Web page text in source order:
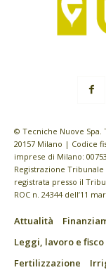
© Tecniche Nuove Spa.
20157 Milano | Codice
imprese di Milano:
Registrazione
registrata presso il
ROC n. 24344 dell’11
Attualità
Leggi, lavoro e fisco
Fertilizzazione